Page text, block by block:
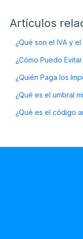
Artículos
¿Qué son el IVA y el
¿Cómo Puedo
¿Quién Paga los
¿Qué es el umbral
¿Qué es el código